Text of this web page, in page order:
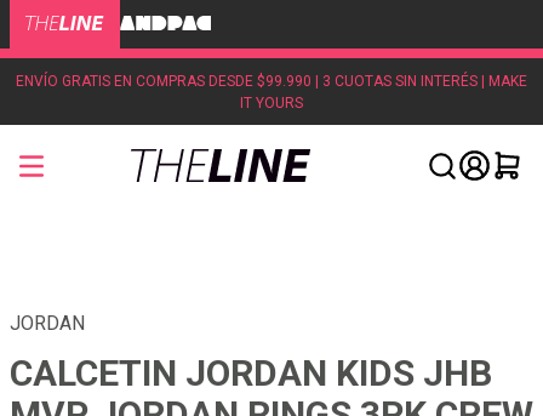
ENVÍO GRATIS EN COMPRAS DESDE $99.990 | 3 CUOTAS SIN INTERÉS | MAKE
IT YOURS
JORDAN
CALCETIN JORDAN KIDS JHB